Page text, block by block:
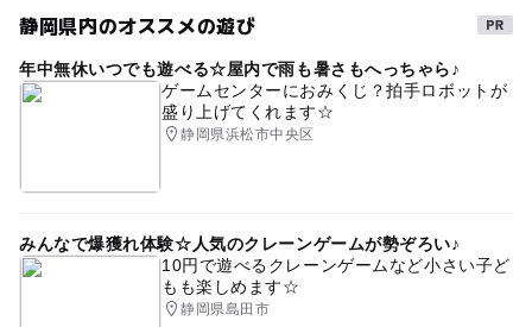
静岡県内のオススメの遊び
年中無休いつでも遊べる☆屋内で雨も暑さもへっちゃら♪
ゲームセンターにおみくじ？拍手ロボットが
盛り上げてくれます☆
静岡県浜松市中央区
みんなで爆獲れ体験☆人気のクレーンゲームが勢ぞろい♪
10円で遊べるクレーンゲームなど小さい子ど
もも楽しめます☆
静岡県島田市